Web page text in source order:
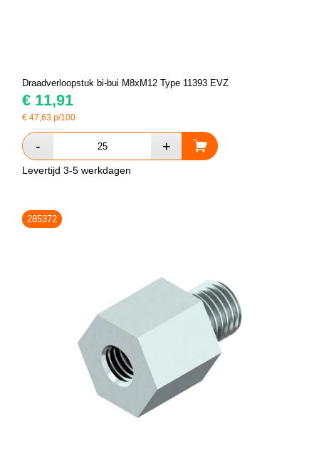
Draadverloopstuk bi-bui M8xM12 Type 11393 EVZ
€ 11,91
€47,63 p/100
Levertijd 3-5 werkdagen
285372